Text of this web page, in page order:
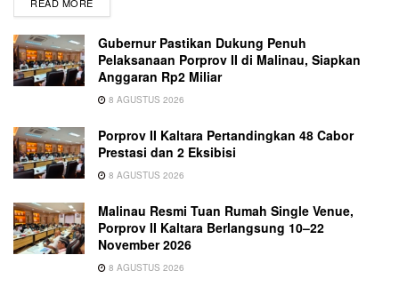
READ MORE
Gubernur Pastikan Dukung Penuh
Pelaksanaan Porprov II di Malinau, Siapkan
Anggaran Rp2 Miliar
8 AGUSTUS 2026
Porprov II Kaltara Pertandingkan 48 Cabor
Prestasi dan 2 Eksibisi
8 AGUSTUS 2026
Malinau Resmi Tuan Rumah Single Venue,
Porprov II Kaltara Berlangsung 10–22
November 2026
8 AGUSTUS 2026